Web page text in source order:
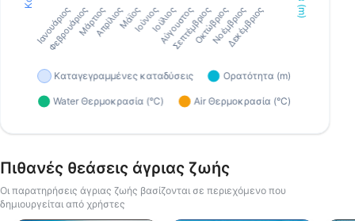
Πιθανές θεάσεις άγριας ζωής
Οι παρατηρήσεις άγριας ζωής βασίζονται σε περιεχόμενο που
δημιουργείται από χρήστες